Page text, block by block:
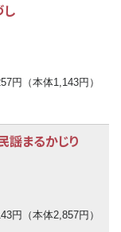
円（本体1,143円）
謡まるかじり
円（本体2,857円）